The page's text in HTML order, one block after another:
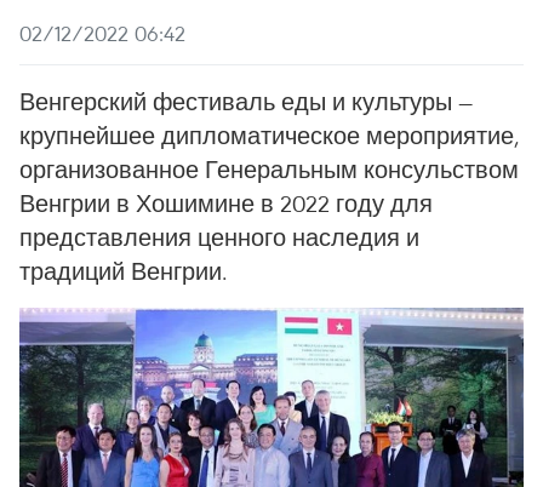
02/12/2022 06:42
Венгерский фестиваль еды и культуры —
крупнейшее дипломатическое мероприятие,
организованное Генеральным консульством
Венгрии в Хошимине в 2022 году для
представления ценного наследия и
традиций Венгрии.